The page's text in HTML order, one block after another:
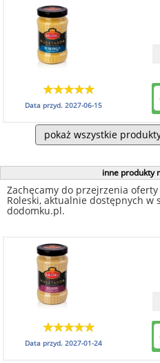
Data przyd.2027-06-15
pokaż wszystkie
inne produkty
Zachęcamy do przejrzenia
Roleski, aktualnie dostępnych w
dodomku.pl.
Data przyd.2027-01-24